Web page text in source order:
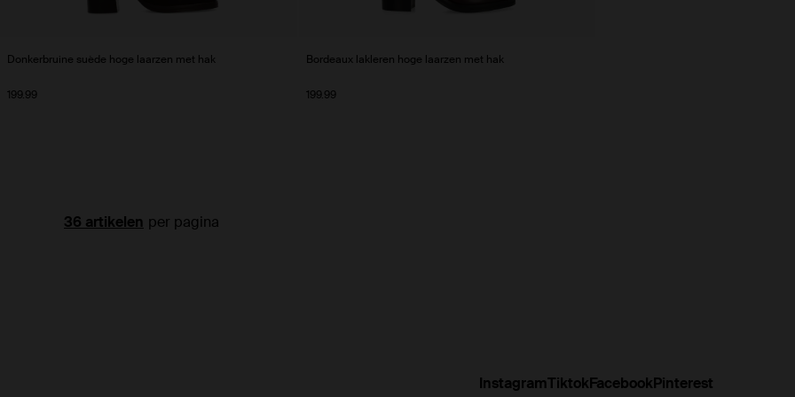
Donkerbruine suède hoge laarzen met hak
199.99
Bordeaux lakleren hoge laarzen met hak
199.99
per pagina
InstagramTiktokFacebookPinterest